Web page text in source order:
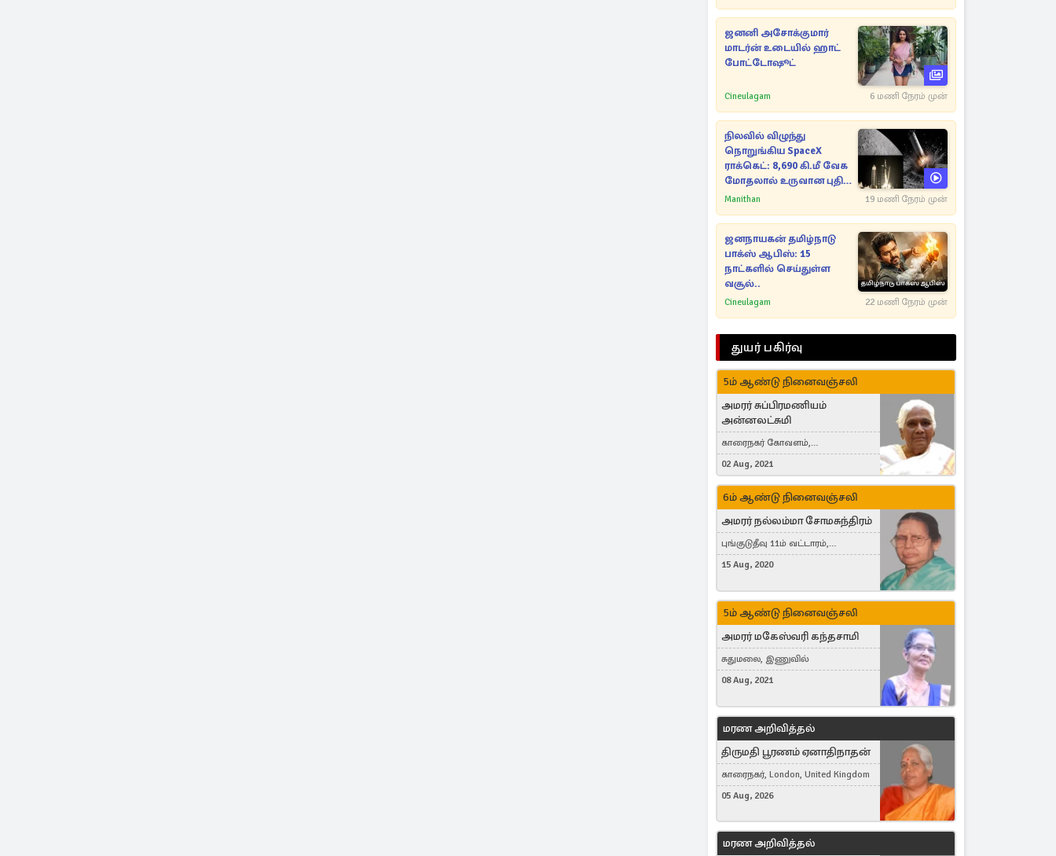
ஜனனி அசோக்குமார்
மாடர்ன் உடையில் ஹாட்
போட்டோஷூட்
Cineulagam 6 மணி நேரம் முன்
நிலவில் விழுந்து
நொறுங்கிய SpaceX
ராக்கெட்: 8,690 கி.மீ வேக
மோதலால் உருவான புதிய
பள்ளம்!
Manithan 19 மணி நேரம் முன்
ஜனநாயகன் தமிழ்நாடு
பாக்ஸ் ஆபிஸ்: 15
நாட்களில் செய்துள்ள
வசூல்..
Cineulagam 22 மணி நேரம் முன்
துயர் பகிர்வு
5ம் ஆண்டு நினைவஞ்சலி
அமரர் சுப்பிரமணியம்
அன்னலட்சுமி
காரைநகர் கோவளம்,
வெள்ளவத்தை
02 Aug, 2021
6ம் ஆண்டு நினைவஞ்சலி
அமரர் நல்லம்மா சோமசுந்திரம்
புங்குடுதீவு 11ம் வட்டாரம்,
கொட்டாஞ்சேனை
15 Aug, 2020
5ம் ஆண்டு நினைவஞ்சலி
அமரர் மகேஸ்வரி கந்தசாமி
சுதுமலை, இணுவில்
08 Aug, 2021
மரண அறிவித்தல்
திருமதி பூரணம் ஏனாதிநாதன்
காரைநகர், London, United Kingdom
05 Aug, 2026
மரண அறிவித்தல்